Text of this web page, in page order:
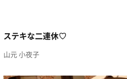
ステキな二連休♡
山元 小夜子